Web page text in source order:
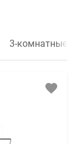
3-комнатные